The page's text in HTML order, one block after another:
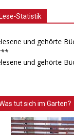
Lese-Statistik
und gehörte
und gehörte
tut sich im Garten?